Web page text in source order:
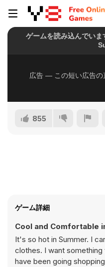
855
ゲーム詳細
Cool and Comfortable
It's so hot in Summer. I
clothes. I want
have been going